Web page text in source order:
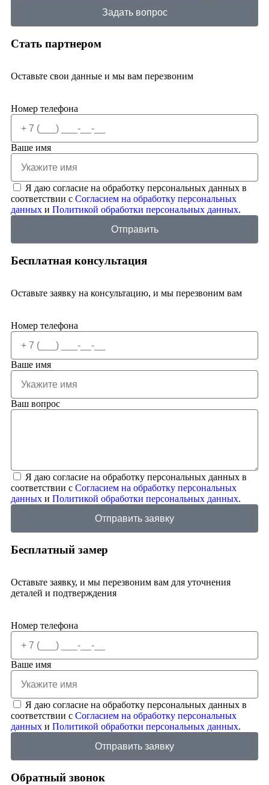
Задать вопрос
Стать партнером
Оставьте свои данные и мы вам перезвоним
Номер телефона
Ваше имя
Я даю согласие на обработку персональных данных в
соответствии с Согласием на обработку персональных
данных и Политикой обработки персональных данных.
Отправить
Бесплатная консультация
Оставьте заявку на консультацию, и мы перезвоним вам
Номер телефона
Ваше имя
Ваш вопрос
Я даю согласие на обработку персональных данных в
соответствии с Согласием на обработку персональных
данных и Политикой обработки персональных данных.
Отправить заявку
Бесплатный замер
Оставьте заявку, и мы перезвоним вам для уточнения
деталей и подтверждения
Номер телефона
Ваше имя
Я даю согласие на обработку персональных данных в
соответствии с Согласием на обработку персональных
данных и Политикой обработки персональных данных.
Отправить заявку
Обратный звонок